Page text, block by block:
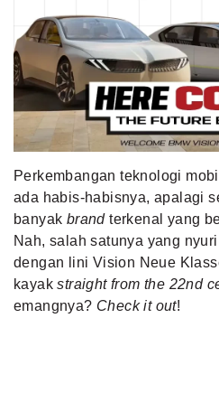
MLDPODCAST
VIDEOS
MLDPOINTS
Perkembangan teknologi
ada habis-habisnya, apalagi
banyak brandterkenal yang
Nah, salah satunya yang
dengan lini Vision Neue
kayakstraight from the 22nd
emangnya? Check it out!